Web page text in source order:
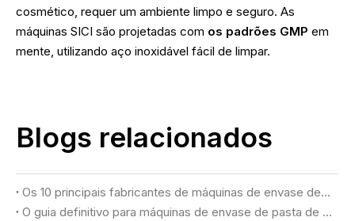
cosmético, requer um ambiente limpo e seguro. As
máquinas SICI são projetadas com os padrões GMP em
mente, utilizando aço inoxidável fácil de limpar.
Blogs relacionados
Os 10 principais fabricantes de máquinas de envase de cosméticos nos EUA
O guia definitivo para máquinas de envase de pasta de dente (2026)